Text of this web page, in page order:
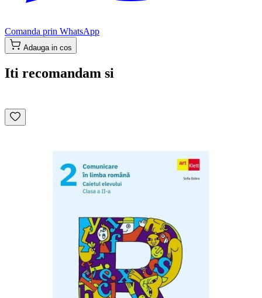
Comanda prin WhatsApp
Adauga in cos
Iti recomandam si